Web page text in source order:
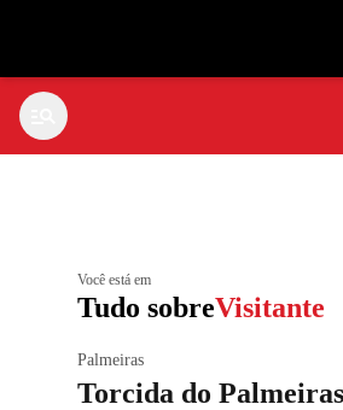
Você está em
Tudo sobreVisitante
Palmeiras
Torcida do